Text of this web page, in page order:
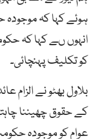
ہوئے کہا کہ موجودہ
انہوں ںے کہا کہ
کو تکلیف پہنچائی۔
بلاول بھٹو نے الزام
کے حقوق چھیننا
عوام کو موجودہ